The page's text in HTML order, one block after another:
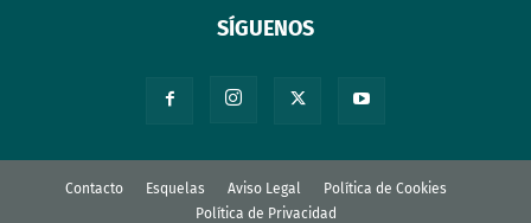
SÍGUENOS
Contacto Esquelas Aviso Legal
Política de Cookies
Política de Privacidad